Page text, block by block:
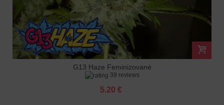
G13 Haze Feminizované
39 reviews
5.20 €